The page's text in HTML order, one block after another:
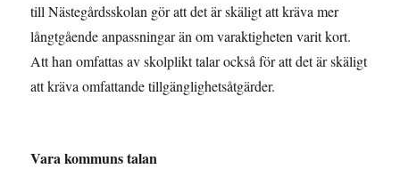
till Nästegårdsskolan gör att det är skäligt att kräva mer
långtgående anpassningar än om varaktigheten varit kort.
Att han omfattas av skolplikt talar också för att det är skäligt
att kräva omfattande tillgänglighetsåtgärder.
Vara kommuns talan